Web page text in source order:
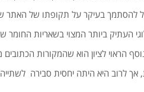
להסתמך בעיקר על תקופתו של האתר
העתיק ביותר המצוי בשאריות החומר
הראוי לציון הוא שהמקורות הכתובים
אך לרוב היא היתה יחסית סבירה